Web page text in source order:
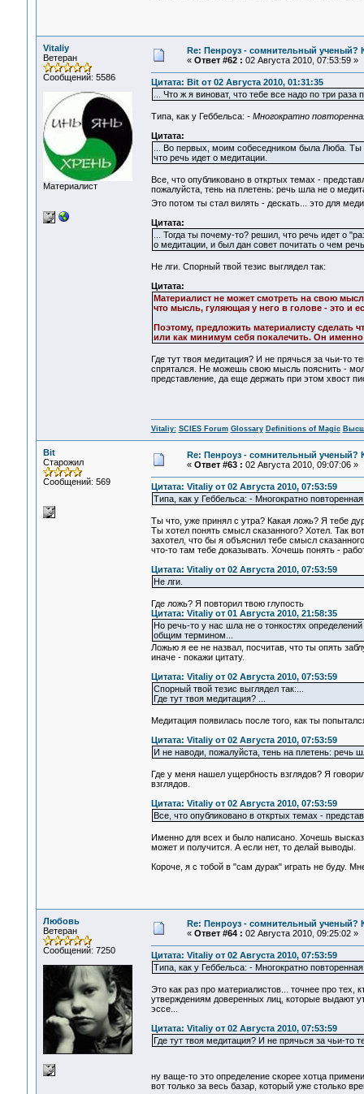
Vitaliy
Ветеран
Сообщений: 5586
Материалист
Re: Пенроуз - сомнительный ученый?
« Ответ #62 : 02 Августа 2010, 07:53:59 »
Цитата: Bit от 02 Августа 2010, 01:31:35
... Что ж я виноват, что тебе все надо по три раза
Типа, как у Геббельса: - Многократно
Цитата:
... Во первых, моим собеседником была Люба. Ты
что речь идет о медитации.
Все, что опубликовано в откртых темах -
пожалуйста, тень на плетень: речь шла не о
Это потом ты стал вилять - дескать... это для
Цитата:
... Тогда ты почему-то? решил, что речь идет о
о медитации, и был дан совет почитать о чем
Не лги. Спорный твой тезис выглядел так:
Цитата:
Материалист не может смотреть на свою
что мысль, гуляющая у него в голове - это и
Поэтому, предложить материалисту сделать
или как минимум себя покалечить. Он
Где тут твоя медитация? И не прячься за чьи-то
спрятался. Не можешь свою мысль пояснить -
представление, да еще держать при этом хвост
Vitaliy: SCIES Forum Glossary Definitions of Magic
Bit
Старожил
Сообщений: 569
Re: Пенроуз - сомнительный ученый?
« Ответ #63 : 02 Августа 2010, 09:07:06 »
Цитата: Vitaliy от 02 Августа 2010, 07:53:59
Типа, как у Геббельса: - Многократно
Ты что, уже принял с утра? Какая ложь? Я тебе
Ты хотел понять смысл сказанного? Хотел. Так
захотел, что бы я объяснил тебе смысл
что-то там тебе доказывать. Хочешь понять -
Цитата: Vitaliy от 02 Августа 2010, 07:53:59
Не лги.
Где ложь? Я повторил твою глупость
Цитата: Vitaliy от 01 Августа 2010, 21:58:35
Но речь-то у нас шла не о тонкостях
общим термином...
Ложью я ее не назвал, посчитав, что ты опять
иначе - покажи цитату.
Цитата: Vitaliy от 02 Августа 2010, 07:53:59
Спорный твой тезис выглядел так:...
Где тут твоя медитация? ...
Медитация появилась после того, как ты
Цитата: Vitaliy от 02 Августа 2010, 07:53:59
И не наводи, пожалуйста, тень на плетень: речь
Где у меня нашел ущербность взглядов? Я
взглядов.
Цитата: Vitaliy от 02 Августа 2010, 07:53:59
Все, что опубликовано в откртых темах -
Именно для всех и было написано. Хочешь
может и получится. А если нет, то делай выводы.
Короче, я с тобой в "сам дурак" играть не буду.
Любовь
Ветеран
Сообщений: 7250
Re: Пенроуз - сомнительный ученый?
« Ответ #64 : 02 Августа 2010, 09:25:02 »
Цитата: Vitaliy от 02 Августа 2010, 07:53:59
Типа, как у Геббельса: - Многократно
Это как раз про материалистов... точнее про тех,
утверждениям доверенных лиц, которые выдают
эссе...
Цитата: Vitaliy от 02 Августа 2010, 07:53:59
Где тут твоя медитация? И не прячься за чьи-то
ну ваще-то это определение скорее хотца
вот только за весь базар, который уже столько